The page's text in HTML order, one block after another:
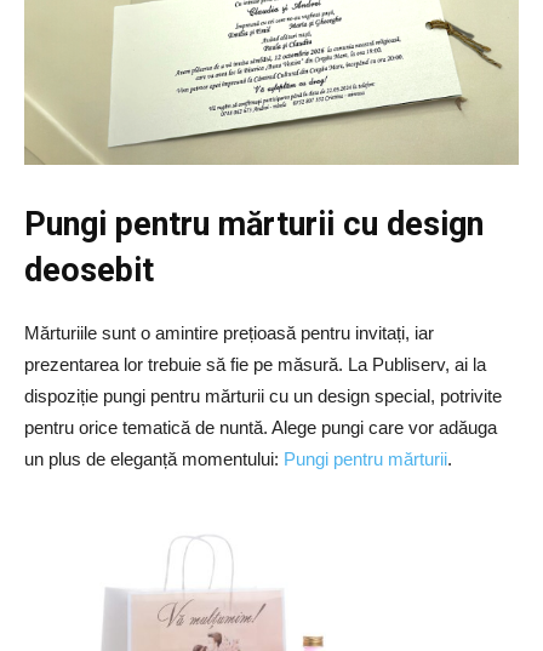
Pungi pentru mărturii cu design
deosebit
Mărturiile sunt o amintire prețioasă pentru invitați, iar
prezentarea lor trebuie să fie pe măsură. La Publiserv, ai la
dispoziție pungi pentru mărturii cu un design special, potrivite
pentru orice tematică de nuntă. Alege pungi care vor adăuga
un plus de eleganță momentului: Pungi pentru mărturii.